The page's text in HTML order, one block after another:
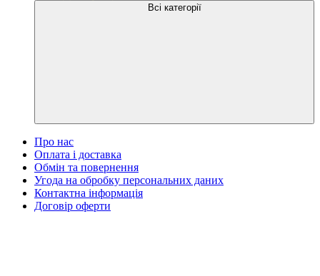
Всі категорії
Про нас
Оплата і доставка
Обмін та повернення
Угода на обробку персональних даних
Контактна інформація
Договір оферти